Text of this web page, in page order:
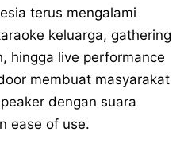
terus mengalami
keluarga, gathering
hingga live performance
membuat masyarakat
dengan suara
ease of use.